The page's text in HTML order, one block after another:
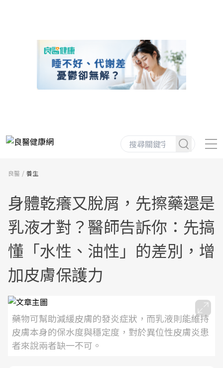
良醫 養生
身體乾癢又脫屑，先擦藥還是
乳液才對？醫師告訴你：先搞
懂「水性、油性」的差別，增
加皮膚保護力
藥物可幫助減緩皮膚的發炎症狀，而乳液則能維持
皮膚本身的保水度與穩定度，對於異位性皮膚炎患
者來說兩者缺一不可。